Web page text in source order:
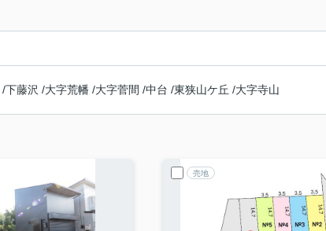
/下藤沢 /大字荒幡 /大字菅間 /中台 /東狭山ケ丘 /大字寺山
売地